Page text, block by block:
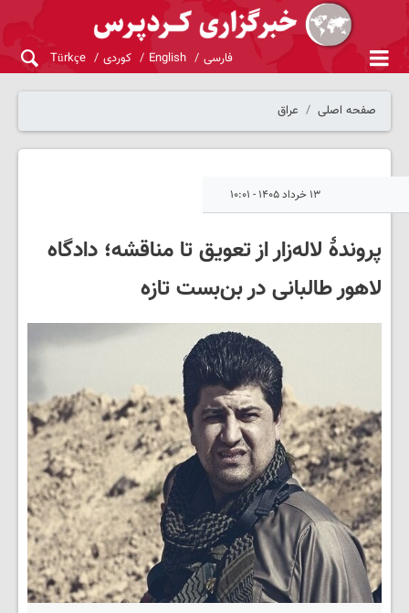
فارسی English کوردی Türkçe
صفحه اصلی عراق
۱۳ خرداد ۱۴۰۵ - ۱۰:۰۱
پروندۀ لاله‌زار از تعویق تا مناقشه؛ دادگاه
لاهور طالبانی در بن‌بست تازه